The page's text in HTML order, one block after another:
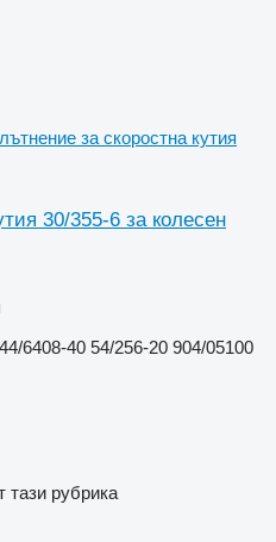
за скоростна кутия
30/355-6 за колесен
6408-40 54/256-20 904/05100
тази рубрика